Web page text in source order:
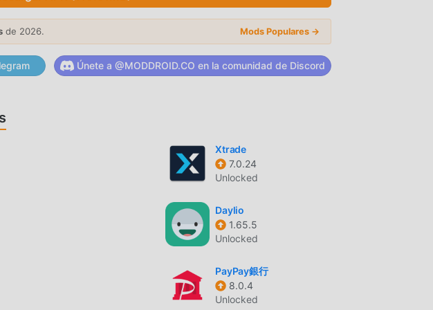
potentes funciones han atraído a una gran cantidad de usuarios.
de life , CrushU proporciona una experiencia más rica y
e instalarCrushU1.59.00, puedes experimentar fácilmente todas
moddroid también es compatible con la aplicación life para que
compartan la felicidad que encuentran en la aplicación, ¿Qué
completamente gratis, sino que también adjunta la versión
puedes experimentar el nivel más alto de CrushU 1.59.00 con
modificaciones han sido autenticadas manualmente por
sólo necesitas descargar moddroid al cliente, puede
con un solo clic, y luego disfrutar de la comodidad que
instalar la APLICACIÓN moddroid, puedes descargar
de 2026. Mods Populares →
Únete a @MODDROID.CO en la comunidad de Discord
Xtrade
7.0.24
Unlocked
Daylio
1.65.5
Unlocked
PayPay銀行
8.0.4
Unlocked